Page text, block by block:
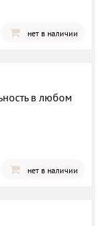
нет в наличии
в любом
нет в наличии